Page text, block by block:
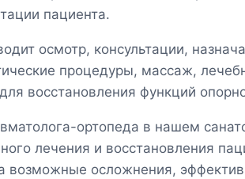
пациента.
осмотр, консультации,
процедуры, массаж,
восстановления функций
ортопеда в нашем
лечения и восстановления
возможные осложнения,